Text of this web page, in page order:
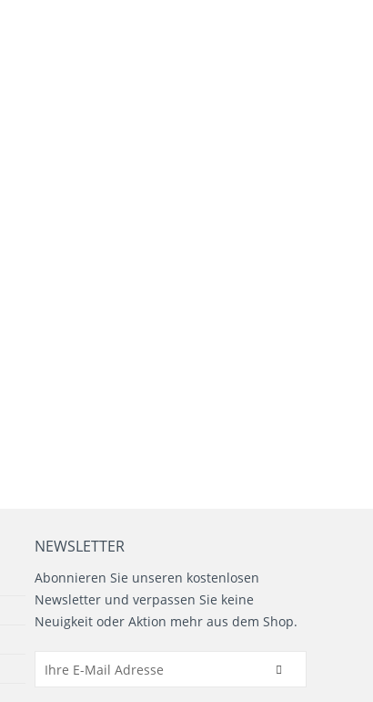
NEWSLETTER
Abonnieren Sie unseren kostenlosen
Newsletter und verpassen Sie keine
Neuigkeit oder Aktion mehr aus dem Shop.